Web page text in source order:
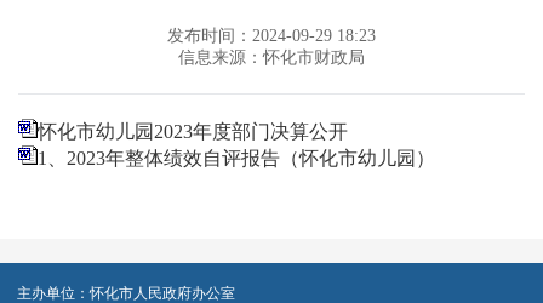
发布时间：2024-09-29 18:23
信息来源：怀化市财政局
怀化市幼儿园2023年度部门决算公开
1、2023年整体绩效自评报告（怀化市幼儿园）
主办单位：怀化市人民政府办公室